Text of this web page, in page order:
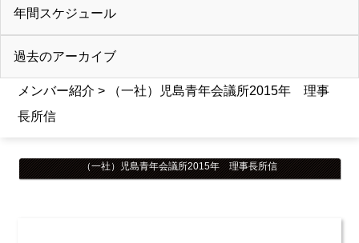
年間スケジュール
過去のアーカイブ
メンバー紹介 > （一社）児島青年会議所2015年 理事
長所信
（一社）児島青年会議所2015年 理事長所信